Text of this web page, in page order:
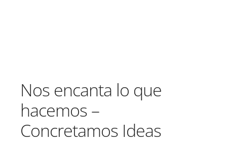
Nos encanta lo que
hacemos –
Concretamos Ideas